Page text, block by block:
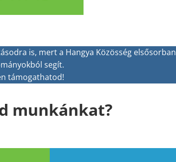
is, mert a Hangya Közösség elsősorban
segít.
támogathatod!
munkánkat?